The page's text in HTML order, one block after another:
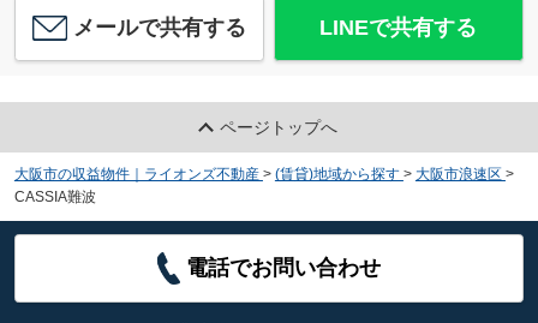
メールで共有する LINEで共有する
ページトップへ
大阪市の収益物件｜ライオンズ不動産 > (賃貸)地域から探す > 大阪市浪速区 >
CASSIA難波
電話でお問い合わせ